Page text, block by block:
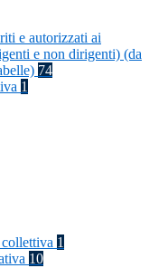
e autorizzati ai
e non dirigenti) (da
74
1
1
10